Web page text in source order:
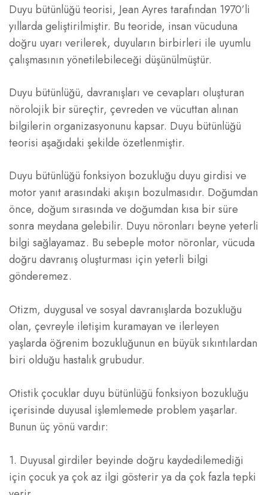
Duyu bütünlüğü teorisi, Jean Ayres tarafından 1970’li
yıllarda geliştirilmiştir. Bu teoride, insan vücuduna
doğru uyarı verilerek, duyuların birbirleri ile uyumlu
çalışmasının yönetilebileceği düşünülmüştür.
Duyu bütünlüğü, davranışları ve cevapları oluşturan
nörolojik bir süreçtir, çevreden ve vücuttan alınan
bilgilerin organizasyonunu kapsar. Duyu bütünlüğü
teorisi aşağıdaki şekilde özetlenmiştir.
Duyu bütünlüğü fonksiyon bozukluğu duyu girdisi ve
motor yanıt arasındaki akışın bozulmasıdır. Doğumdan
önce, doğum sırasında ve doğumdan kısa bir süre
sonra meydana gelebilir. Duyu nöronları beyne yeterli
bilgi sağlayamaz. Bu sebeple motor nöronlar, vücuda
doğru davranış oluşturması için yeterli bilgi
gönderemez.
Otizm, duygusal ve sosyal davranışlarda bozukluğu
olan, çevreyle iletişim kuramayan ve ilerleyen
yaşlarda öğrenim bozukluğunun en büyük sıkıntılardan
biri olduğu hastalık grubudur.
Otistik çocuklar duyu bütünlüğü fonksiyon bozukluğu
içerisinde duyusal işlemlemede problem yaşarlar.
Bunun üç yönü vardır:
1. Duyusal girdiler beyinde doğru kaydedilemediği
için çocuk ya çok az ilgi gösterir ya da çok fazla tepki